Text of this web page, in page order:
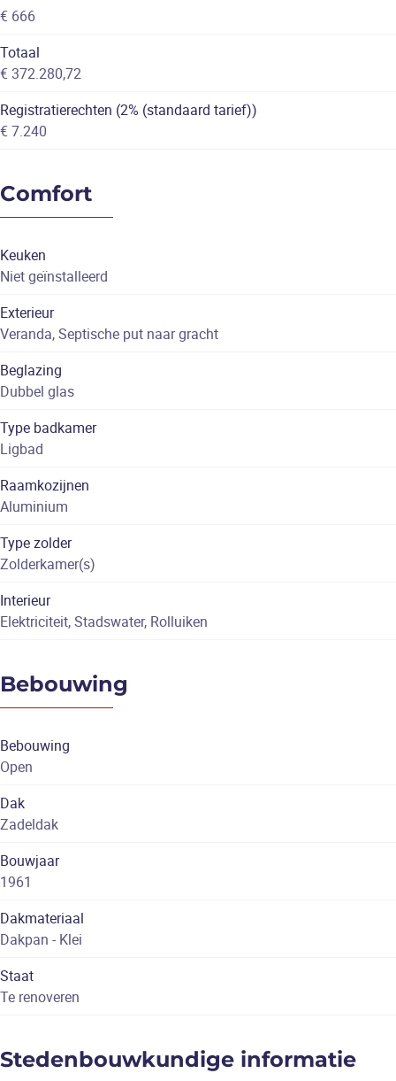
€ 666
Totaal
€ 372.280,72
Registratierechten (2% (standaard tarief))
€ 7.240
Comfort
Keuken
Niet geïnstalleerd
Exterieur
Veranda, Septische put naar gracht
Beglazing
Dubbel glas
Type badkamer
Ligbad
Raamkozijnen
Aluminium
Type zolder
Zolderkamer(s)
Interieur
Elektriciteit, Stadswater, Rolluiken
Bebouwing
Bebouwing
Open
Dak
Zadeldak
Bouwjaar
1961
Dakmateriaal
Dakpan - Klei
Staat
Te renoveren
Stedenbouwkundige informatie